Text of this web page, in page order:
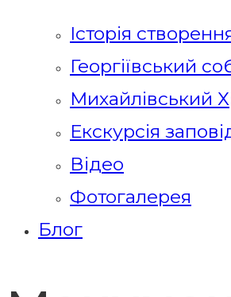
Історія
Георгіївський
Михайлівський
Екскурсія
Відео
Фотогалерея
Блог